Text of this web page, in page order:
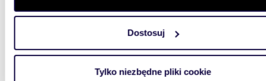
aby oferować funkcje społecznościowe i analizować ruch w
witrynie. Informacje o tym, jak korzystasz z naszej witryny,
analitycznym. Partnerzy mogą połączyć te informacje z
Dostosuj
Tylko niezbędne pliki cookie
Lokal usługowy 46 m² w centrum Trzebini -